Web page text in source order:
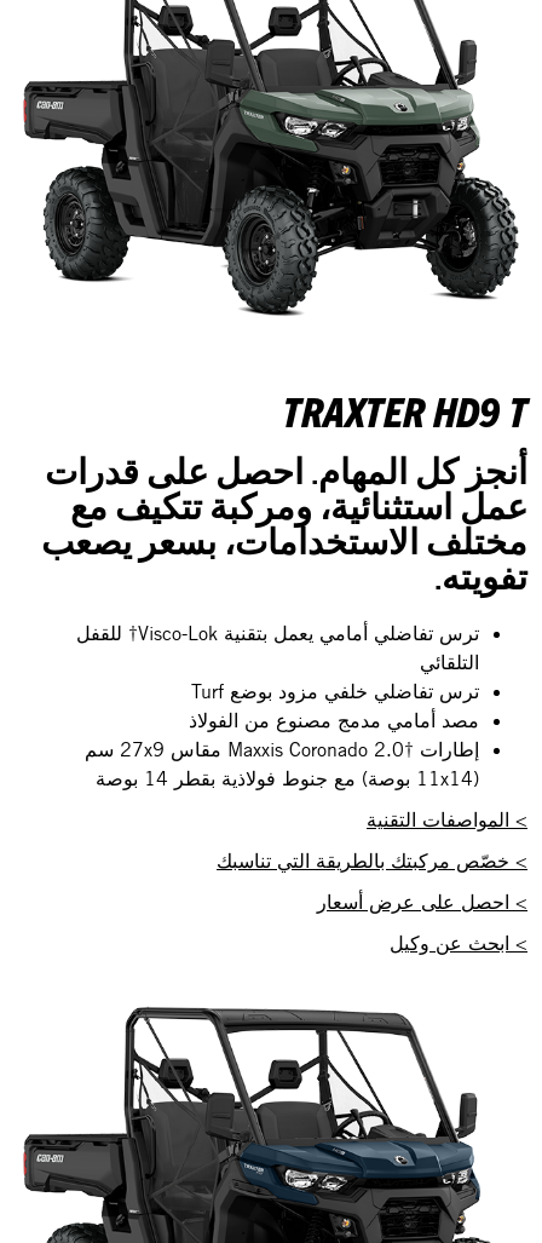
TRAXTER HD9 T
أنجز كل المهام. احصل على قدرات
عمل استثنائية، ومركبة تتكيف مع
مختلف الاستخدامات، بسعر يصعب
تفويته.
ترس تفاضلي أمامي يعمل بتقنية Visco-Lok† للقفل
التلقائي
ترس تفاضلي خلفي مزود بوضع Turf
مصد أمامي مدمج مصنوع من الفولاذ
إطارات Maxxis Coronado 2.0†‎ مقاس 27x9 سم
(11x14 بوصة) مع جنوط فولاذية بقطر 14 بوصة
> المواصفات التقنية
> خصّص مركبتك بالطريقة التي تناسبك
> احصل على عرض أسعار
> ابحث عن وكيل